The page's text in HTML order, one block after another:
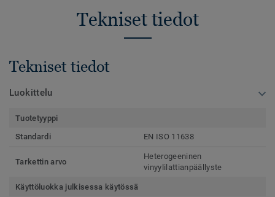
Tekniset tiedot
Tekniset tiedot
Luokittelu
Tuotetyyppi
Standardi
EN ISO 11638
Tarkettin arvo
Heterogeeninen
vinyylilattianpäällyste
Käyttöluokka julkisessa käytössä